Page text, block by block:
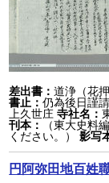
差出書：道浄（花押
書止：仍為後日謹
上久世庄 寺社名：
刊本：
（東大史料
ください。）
影写
円阿弥田地百姓